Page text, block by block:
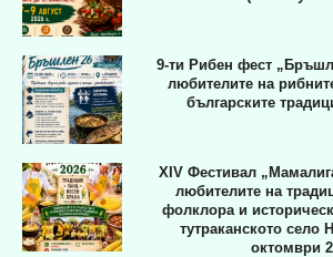
9-ти Рибен фест
любителите на
българските
XIV Фестивал
любителите на
фолклора и
тутраканското село
октомври